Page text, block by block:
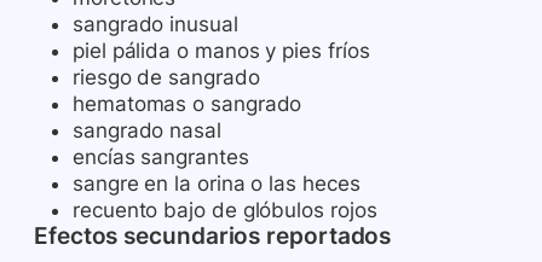
sangrado inusual
piel pálida o manos y pies fríos
riesgo de sangrado
hematomas o sangrado
sangrado nasal
encías sangrantes
sangre en la orina o las heces
recuento bajo de glóbulos rojos
Efectos secundarios reportados